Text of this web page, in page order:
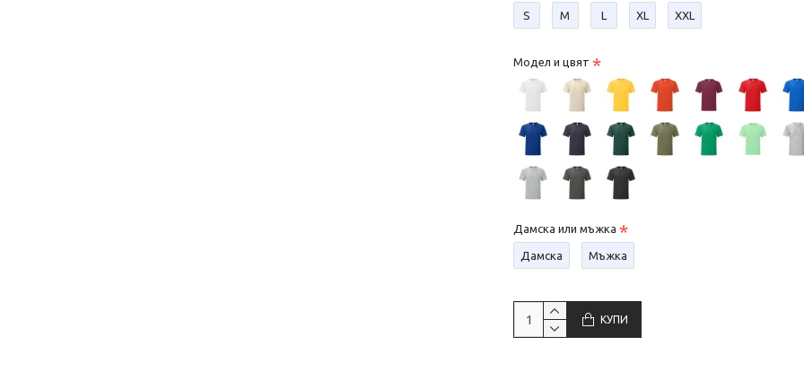
S М L XL XXL
Модел и цвят
Дамска или мъжка
Дамска Мъжка
КУПИ